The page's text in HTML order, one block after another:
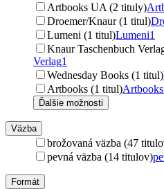
Artbooks UA (2 tituly)
Droemer/Knaur (1 titul)
Lumeni (1 titul)Lumeni1
Knaur Taschenbuch
Verlag1
Wednesday Books (1 titul)
Artbooks (1 titul)Artbooks
Ďalšie možnosti
Väzba
brožovaná väzba (47
pevná väzba (14 titulov)
Formát